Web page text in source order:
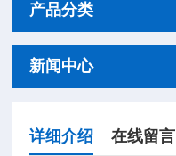
产品分类
新闻中心
详细介绍 在线留言